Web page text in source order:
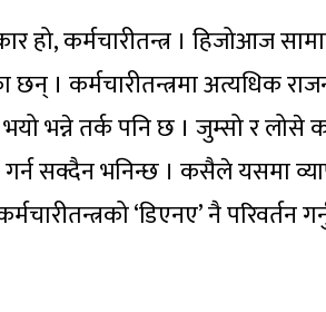
हो, कर्मचारीतन्त्र । हिजोआज
छन् । कर्मचारीतन्त्रमा अत्यधिक
भन्ने तर्क पनि छ । जुम्सो र लोसे
गर्न सक्दैन भनिन्छ । कसैले यसमा
‘डिएनए’ नै परिवर्तन